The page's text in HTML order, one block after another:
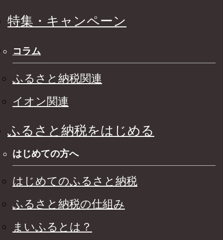
特集・キャンペーン
コラム
ふるさと納税関連
イオン関連
ふるさと納税をはじめる
はじめての方へ
はじめてのふるさと納税
ふるさと納税の仕組み
まいふるとは？